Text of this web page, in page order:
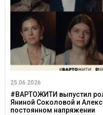
25.06.2026
#ВАРТОЖИТИ выпустил
Яниной Соколовой и
постоянном напряжении